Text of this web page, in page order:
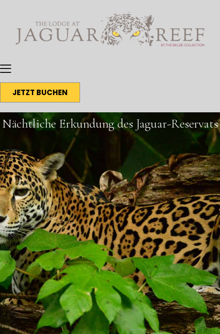
JETZT BUCHEN
Nächtliche Erkundung des Jaguar-Reservats